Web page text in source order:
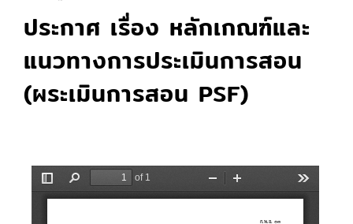
ประกาศ เรื่อง หลักเกณฑ์และ
แนวทางการประเมินการสอน
(ผระเมินการสอน PSF)